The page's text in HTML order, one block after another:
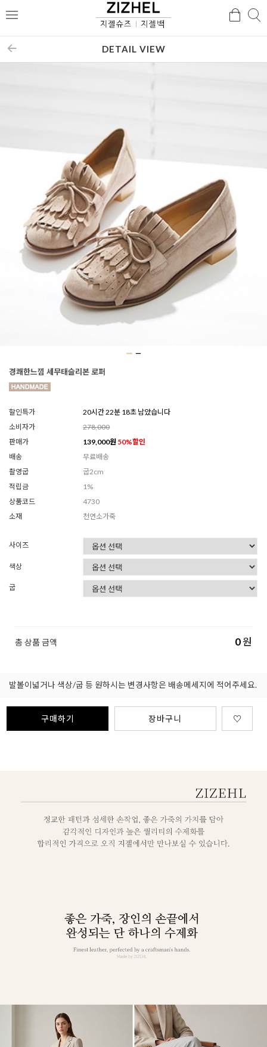
메
검
DETAIL VIEW
경쾌한느낌 세무태슬리본 로퍼
할인특가
20시간 22분 16초 남았습니다
소비자가
278,000
판매가
139,000원 50%할인
배송
무료배송
촬영굽
굽2cm
적립금
1%
상품코드
4730
소재
천연소가죽
사이즈
색상
굽
총 상품 금액 0원
발볼이넓거나 색상/굽 등 원하시는 변경사항은 배송메세지에 적어주세요.
구매하기 장바구니 ♡